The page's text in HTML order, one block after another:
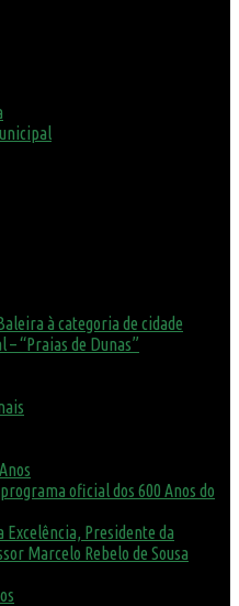
à categoria de cidade
“Praias de Dunas”
oficial dos 600 Anos do
Excelência, Presidente da
Marcelo Rebelo de Sousa